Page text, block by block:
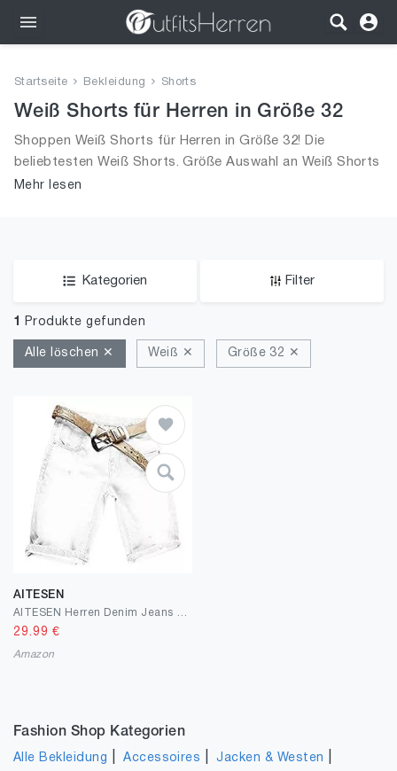
Bekleidung
Wäsche
Schuhe
Startseite Bekleidung Shorts
Weiß Shorts für Herren in Größe 32
Shoppen Weiß Shorts für Herren in Größe 32! Die
beliebtesten Weiß Shorts. Größe Auswahl an Weiß Shorts
in Größe 32 und alle Trends aus 2026 für Männer!
Mehr lesen
Kategorien Filter
1 Produkte gefunden
Alle löschen ✕ Weiß ✕ Größe 32 ✕
AITESEN
29.99 €
Amazon
Fashion Shop Kategorien
Alle Bekleidung |Accessoires |Jacken & Westen